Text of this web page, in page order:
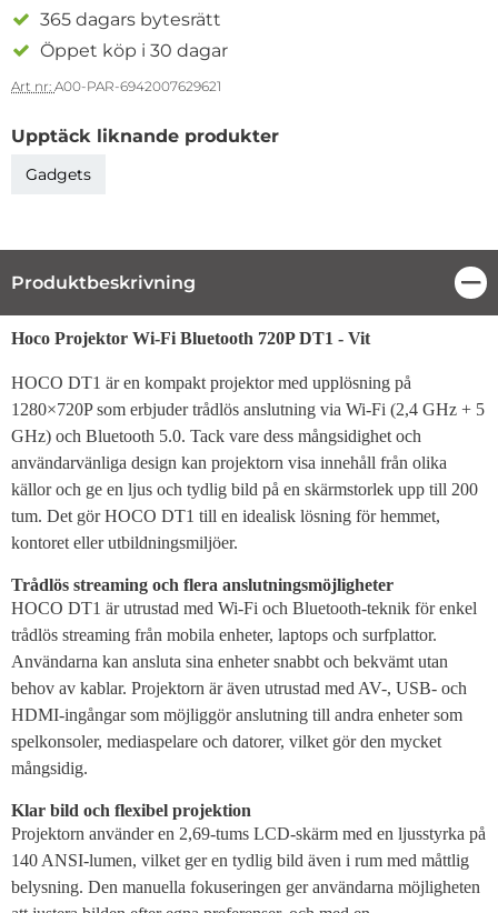
365 dagars bytesrätt
Öppet köp i 30 dagar
Art nr: A00-PAR-6942007629621
Upptäck liknande produkter
Gadgets
Produktbeskrivning
Produktbeskrivning
Hoco Projektor Wi-Fi Bluetooth 720P DT1 - Vit
HOCO DT1 är en kompakt projektor med upplösning på
1280×720P som erbjuder trådlös anslutning via Wi-Fi (2,4 GHz + 5
GHz) och Bluetooth 5.0. Tack vare dess mångsidighet och
användarvänliga design kan projektorn visa innehåll från olika
källor och ge en ljus och tydlig bild på en skärmstorlek upp till 200
tum. Det gör HOCO DT1 till en idealisk lösning för hemmet,
kontoret eller utbildningsmiljöer.
Trådlös streaming och flera anslutningsmöjligheter
HOCO DT1 är utrustad med Wi-Fi och Bluetooth-teknik för enkel
trådlös streaming från mobila enheter, laptops och surfplattor.
Användarna kan ansluta sina enheter snabbt och bekvämt utan
behov av kablar. Projektorn är även utrustad med AV-, USB- och
HDMI-ingångar som möjliggör anslutning till andra enheter som
spelkonsoler, mediaspelare och datorer, vilket gör den mycket
mångsidig.
Klar bild och flexibel projektion
Projektorn använder en 2,69-tums LCD-skärm med en ljusstyrka på
140 ANSI-lumen, vilket ger en tydlig bild även i rum med måttlig
belysning. Den manuella fokuseringen ger användarna möjligheten